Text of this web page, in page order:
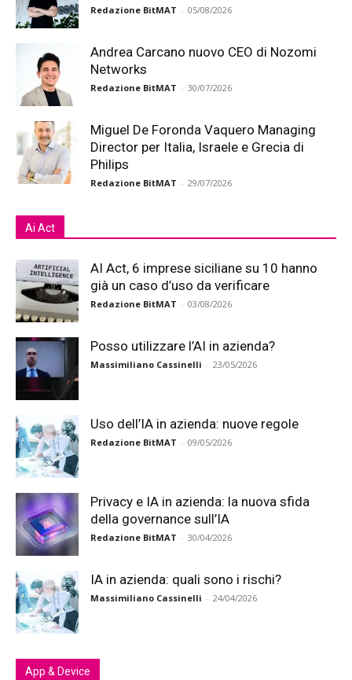
Redazione BitMAT - 05/08/2026
Andrea Carcano nuovo CEO di Nozomi
Networks
Redazione BitMAT - 30/07/2026
Miguel De Foronda Vaquero Managing
Director per Italia, Israele e Grecia di
Philips
Redazione BitMAT - 29/07/2026
Ai Act
AI Act, 6 imprese siciliane su 10 hanno
già un caso d’uso da verificare
Redazione BitMAT - 03/08/2026
Posso utilizzare l’AI in azienda?
Massimiliano Cassinelli - 23/05/2026
Uso dell’IA in azienda: nuove regole
Redazione BitMAT - 09/05/2026
Privacy e IA in azienda: la nuova sfida
della governance sull’IA
Redazione BitMAT - 30/04/2026
IA in azienda: quali sono i rischi?
Massimiliano Cassinelli - 24/04/2026
App & Device